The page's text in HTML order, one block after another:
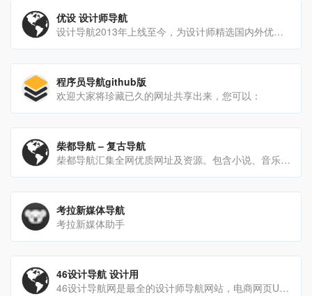
优设 设计师导航
设计导航2013年上线至今，为设计师精选国内外优质网站。提供UI设计、设计教程、素材下载、高清图库、配色方案、[…]
程序员导航github版
欢迎大家将珍藏已久的网址共享出来，您可以：
柴都导航 – 复古导航
柴都导航汇集全网优质网址及资源。包含小说、音乐、影视、游戏、购物等分类的网址和内容，提供最简单便捷的网址导航服[…]
考拉新媒体导航
考拉新媒体助手
46设计导航 设计用
46设计导航网是最全的设计师导航网站，电商网页UI设计师必备的设计网址导航网站大全，精选优秀设计网站、设计教程[…]